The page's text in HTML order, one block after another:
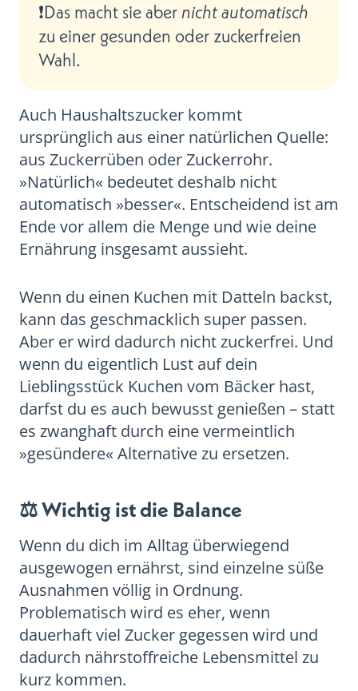
❗️Das macht sie abernicht automatisch
zu einer gesunden oder zuckerfreien
Wahl.
Auch Haushaltszucker kommt
ursprünglich aus einer natürlichen Quelle:
aus Zuckerrüben oder Zuckerrohr.
»Natürlich« bedeutet deshalb nicht
automatisch »besser«. Entscheidend ist am
Ende vor allem die Menge und wie deine
Ernährung insgesamt aussieht.
Wenn du einen Kuchen mit Datteln backst,
kann das geschmacklich super passen.
Aber er wird dadurch nicht zuckerfrei. Und
wenn du eigentlich Lust auf dein
Lieblingsstück Kuchen vom Bäcker hast,
darfst du es auch bewusst genießen – statt
es zwanghaft durch eine vermeintlich
»gesündere« Alternative zu ersetzen.
⚖️ Wichtig ist die Balance
Wenn du dich im Alltag überwiegend
ausgewogen ernährst, sind einzelne süße
Ausnahmen völlig in Ordnung.
Problematisch wird es eher, wenn
dauerhaft viel Zucker gegessen wird und
dadurch nährstoffreiche Lebensmittel zu
kurz kommen.